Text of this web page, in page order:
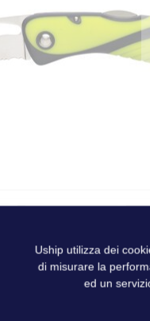
Uship utilizza dei
di misurare la
ed un